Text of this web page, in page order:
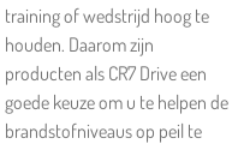
training of wedstrijd hoog te
houden. Daarom zijn
producten als CR7 Drive een
goede keuze om u te helpen de
brandstofniveaus op peil te